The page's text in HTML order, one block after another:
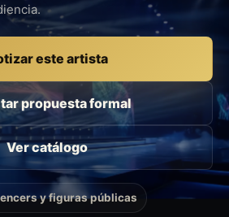
este artista
propuesta formal
Ver catálogo
y figuras públicas